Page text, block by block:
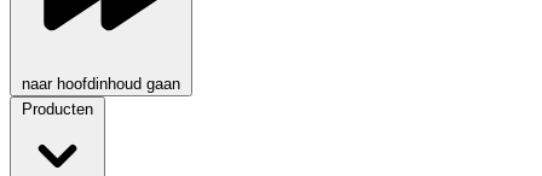
naar hoofdinhoud gaan
Producten